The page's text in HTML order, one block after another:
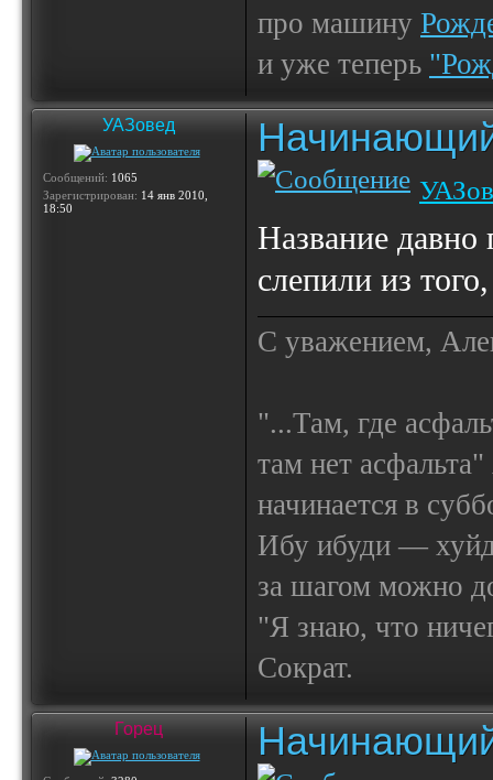
про машину
и уже теперь
УАЗовед
Сообщений: 1065
Зарегистрирован: 14 янв 2010,
18:50
Название
слепили из
С уважением,
"...Там, где
там нет
начинается в
Ибу ибуди —
за шагом можно
"Я знаю, что
Сократ.
Горец